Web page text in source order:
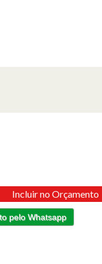
Incluir no Orçamento
pelo Whatsapp